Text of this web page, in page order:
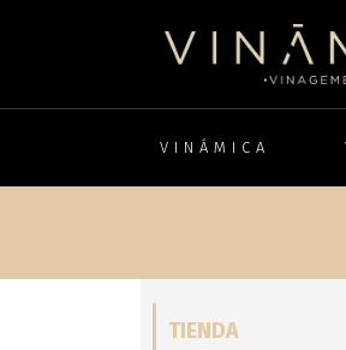
VINÁMICA
TIENDA